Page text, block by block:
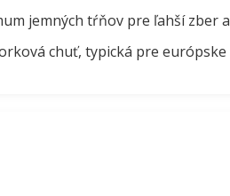
jemných tŕňov pre ľahší zber
chuť, typická pre európske